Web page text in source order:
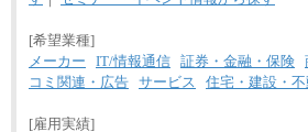
[希望業種]
メーカー
IT/情報通信 証券・金融・保険
コミ関連・広告 サービス 住宅・建設・不
[雇用実績]